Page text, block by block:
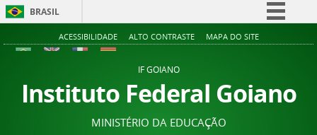
BRASIL
Simplifique!
Acesso à informação
Legislação
ACESSIBILIDADE ALTO CONTRASTE MAPA DO SITE
IF GOIANO
Instituto Federal Goiano
MINISTÉRIO DA EDUCAÇÃO